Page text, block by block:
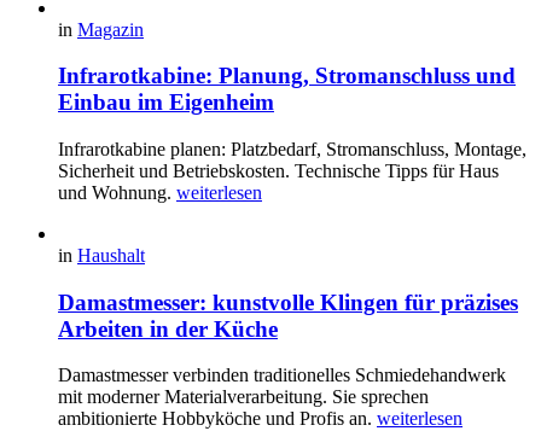
in Magazin
Infrarotkabine: Planung, Stromanschluss und
Einbau im Eigenheim
Infrarotkabine planen: Platzbedarf, Stromanschluss, Montage,
Sicherheit und Betriebskosten. Technische Tipps für Haus
und Wohnung. weiterlesen
in Haushalt
Damastmesser: kunstvolle Klingen für präzises
Arbeiten in der Küche
Damastmesser verbinden traditionelles Schmiedehandwerk
mit moderner Materialverarbeitung. Sie sprechen
ambitionierte Hobbyköche und Profis an. weiterlesen